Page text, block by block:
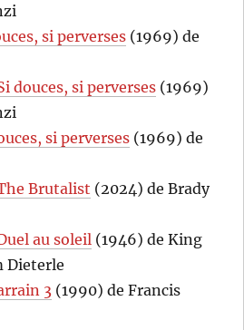
si perverses (1969) de
douces, si perverses (1969)
si perverses (1969) de
Brutalist (2024) de Brady
au soleil (1946) de King
Dieterle
3 (1990) de Francis